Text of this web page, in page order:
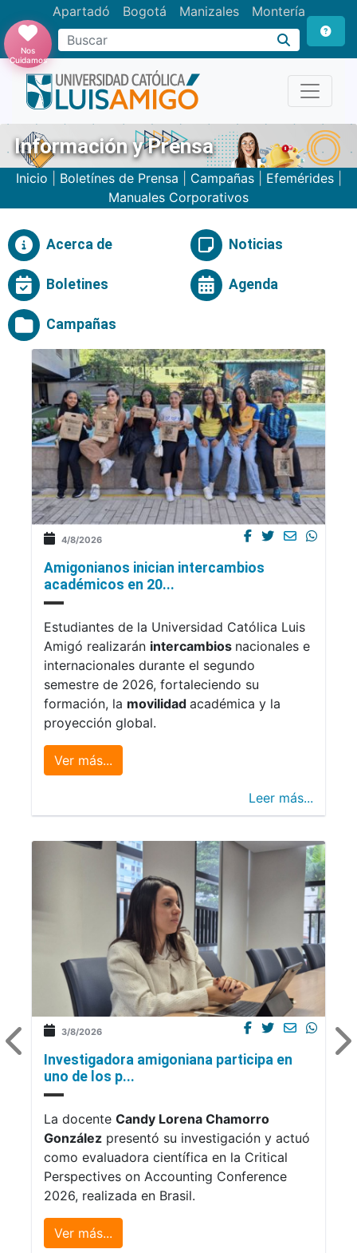
Apartadó Bogotá Manizales Montería
Buscar
Nos
Cuidamos
Información y Prensa
Inicio Boletínes de Prensa Campañas Efemérides
Manuales Corporativos
Acerca de Noticias
Boletines Agenda
Campañas
4/8/2026
Amigonianos inician intercambios
académicos en 20...
Estudiantes de la Universidad Católica Luis
Amigó realizarán intercambios nacionales e
internacionales durante el segundo
semestre de 2026, fortaleciendo su
formación, la movilidad académica y la
proyección global.
Ver más...
Leer más...
3/8/2026
Investigadora amigoniana participa en
uno de los p...
La docente Candy Lorena Chamorro
González presentó su investigación y actuó
como evaluadora científica en la Critical
Perspectives on Accounting Conference
2026, realizada en Brasil.
Ver más...